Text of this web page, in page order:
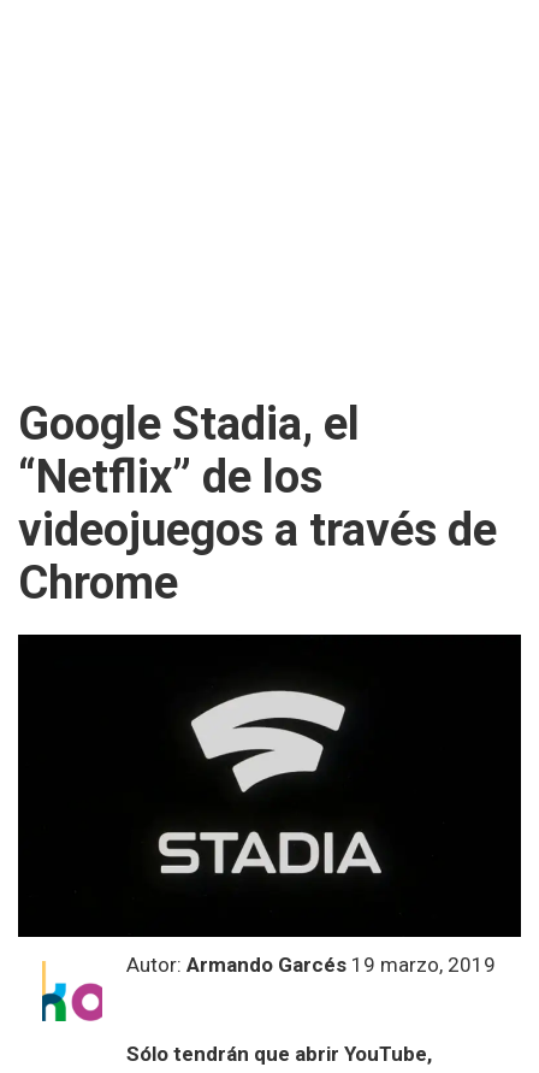
Google Stadia, el
“Netflix” de los
videojuegos a través de
Chrome
Autor: Armando Garcés 19 marzo, 2019
Sólo tendrán que abrir YouTube,